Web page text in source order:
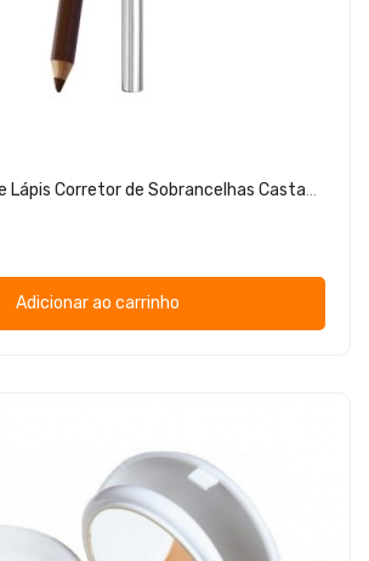
Avène Couvrance Lápis Corretor de Sobrancelhas Castanho
Adicionar ao carrinho